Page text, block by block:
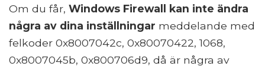
Om du får, Windows Firewall kan inte ändra
några av dina inställningar meddelande med
felkoder 0x8007042c, 0x80070422, 1068,
0x8007045b, 0x800706d9, då är några av